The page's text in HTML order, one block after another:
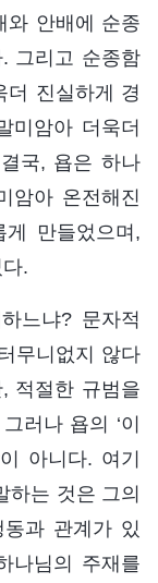
와 안배에 순종
그리고 순종함
더 진실하게 경
미암아 더욱더
국, 욥은 하나
암아 온전해진
만들었으며,
.
느냐? 문자적
무니없지 않다
적절한 규범을
러나 욥의 ‘이
아니다. 여기
하는 것은 그의
과 관계가 있
나님의 주재를